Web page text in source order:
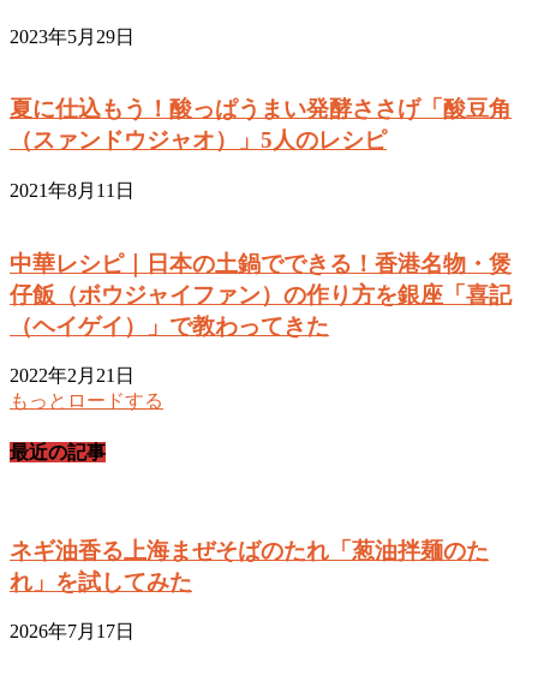
2023年5月29日
夏に仕込もう！酸っぱうまい発酵ささげ「酸豆角
（スァンドウジャオ）」5人のレシピ
2021年8月11日
中華レシピ｜日本の土鍋でできる！香港名物・煲
仔飯（ボウジャイファン）の作り方を銀座「喜記
（ヘイゲイ）」で教わってきた
2022年2月21日
もっとロードする
最近の記事
ネギ油香る上海まぜそばのたれ「葱油拌麺のた
れ」を試してみた
2026年7月17日